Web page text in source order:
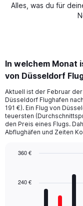
Alles, was du für
In welchem Monat
von Düsseldorf
Aktuell ist der Februar
Düsseldorf Flughafen
191 €). Ein Flug von
teuersten
den Preis eines Flugs.
Abflughäfen und Zeiten
with
240 €
360 €